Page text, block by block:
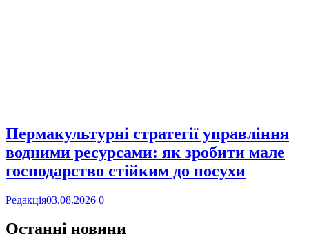
Пермакультурні стратегії управління
водними ресурсами: як зробити мале
господарство стійким до посухи
Редакція03.08.2026 0
Останні новини